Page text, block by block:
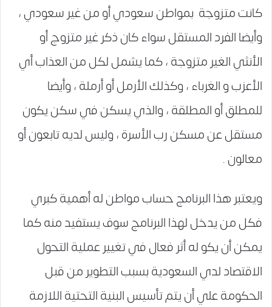
كانت متزوجة بمواطن سعودي أو من غير سعودي ،
وأيضا الفرد المستقل سواء كان ذكر غير متزوج أو
الأنثي الغير متزوجة ، كما يشمل لكل من العذاب أي
الأعزب و الغرباء ، وكذلك الأرمل أو أرملة ، وأيضا
للمطلق أو المطلقة ، والذي يسكن في سكن يكون
مستقل عن مسكن رب الأسرة ، وليس لديه تابعون أو
معالون .
ويعتبر هذا البرنامج حساب مواطن له أهمية كبري
فكل من يدخل لهذا البرنامج سوف يستفيد منه كما
يمكن أن يكو له أثر فعال في تغيير عملية التحول
الاقتصاد لدي السعودية بسبب التطوير من قبل
الحكومة علي أن يتم تأسيس البنية التحتية اللازمة